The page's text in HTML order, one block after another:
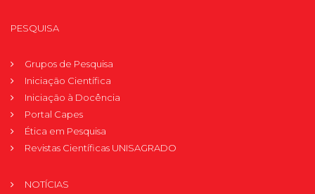
PESQUISA
Grupos de Pesquisa
Iniciação Científica
Iniciação à Docência
Portal Capes
Ética em Pesquisa
Revistas Científicas UNISAGRADO
NOTÍCIAS